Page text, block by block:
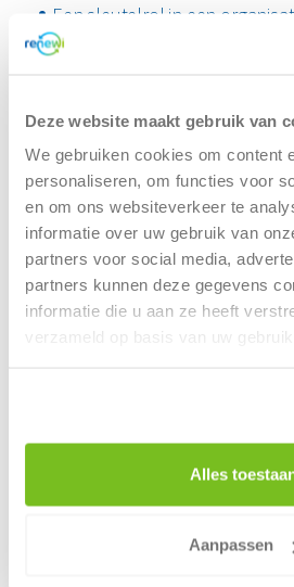
Deze website maakt gebruik van
We gebruiken cookies om content
personaliseren, om functies voor
en om ons websiteverkeer te
informatie over uw gebruik van
partners voor social media,
partners kunnen deze gegevens
informatie die u aan ze heeft
verzameld op basis van uw
Alles
Aanpassen
Een sleutelrol in een
ambitie.
Ruimte om te vernieuwen en
Een betrokken werkomgeving
veiligheid en duurzaamheid.
Volop ontwikkelmogelijkheden.
Wie zoeken we?
Ben jij strategisch en praktisch
oplossingen en wil je bouwen een
Dan pas je in ons asset
zorgen dat onze assets optimaal